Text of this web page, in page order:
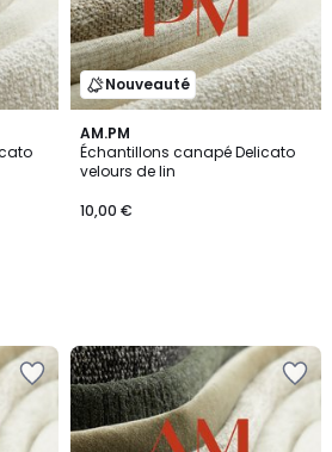
Nouveauté
AM.PM
Échantillons canapé Delicato
velours de lin
10,00 €